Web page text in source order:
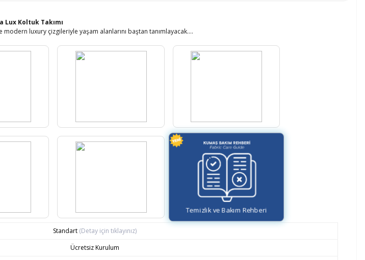
Lux Koltuk Takımı
modern luxury çizgileriyle yaşam alanlarını baştan tanımlayacak….
Temizlik ve Bakım Rehberi
Standart (Detay için tıklayınız)
Ücretsiz Kurulum